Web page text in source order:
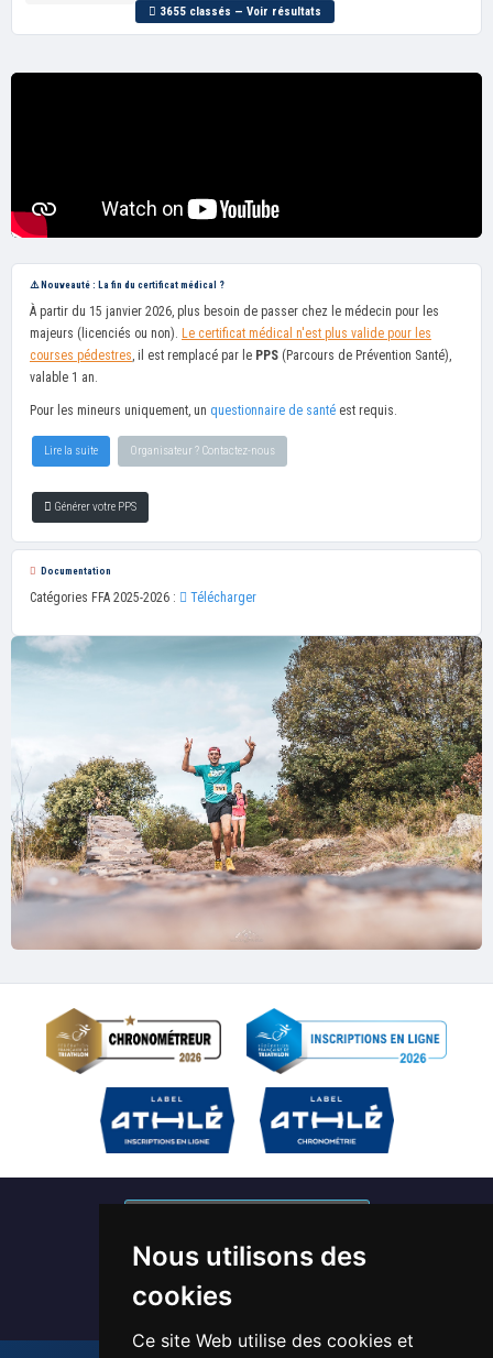
Nous utilisons des
cookies
Ce site Web utilise des cookies et
3655 classés — Voir résultats
⚠️ Nouveauté : La fin du certificat médical ?
À partir du 15 janvier 2026, plus besoin de passer chez le médecin pour les
majeurs (licenciés ou non). Le certificat médical n'est plus valide pour les
courses pédestres, il est remplacé par le PPS (Parcours de Prévention Santé),
valable 1 an.
Pour les mineurs uniquement, un questionnaire de santé est requis.
Lire la suite Organisateur ? Contactez-nous
Générer votre PPS
Documentation
Catégories FFA 2025-2026 : Télécharger
Devenir bénévole / Chronométreur